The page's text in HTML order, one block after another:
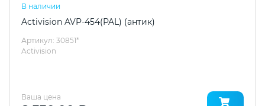
В наличии
Activision AVP-454(PAL) (антик)
Артикул: 30851*
Activision
Ваша цена